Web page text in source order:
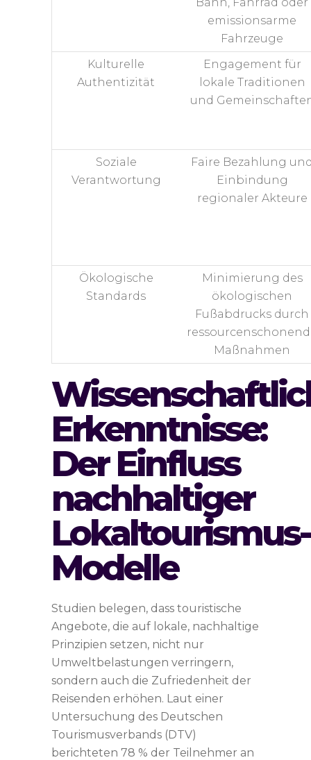
emissionsarme
Fahrzeuge
Kulturelle
Authentizität
Engagement für
lokale Traditionen
und
Soziale
Verantwortung
Faire Bezahlung
Einbindung
regionaler Akteure
Ökologische
Standards
Minimierung des
ökologischen
Fußabdrucks durch
Maßnahmen
Erkenntnisse:
Der Einfluss
nachhaltiger
Lokaltourismus-
Modelle
Studien belegen, dass touristische
Angebote, die auf lokale, nachhaltige
Prinzipien setzen, nicht nur
Umweltbelastungen verringern,
sondern auch die Zufriedenheit der
Reisenden erhöhen. Laut einer
Untersuchung des Deutschen
Tourismusverbands (DTV)
berichteten 78 % der Teilnehmer an